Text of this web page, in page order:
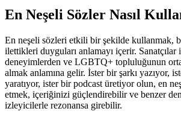
En Neşeli Sözler Nasıl
En neşeli sözleri etkili bir şekilde kullanmak,
ilettikleri duyguları anlamayı içerir. Sanatçılar
deneyimlerden ve LGBTQ+ topluluğunun
almak anlamına gelir. İster bir şarkı yazıyor,
yaratıyor, ister bir podcast üretiyor olun, en
etmek, içeriğinizi güçlendirebilir ve benzer
izleyicilerle rezonansa girebilir.